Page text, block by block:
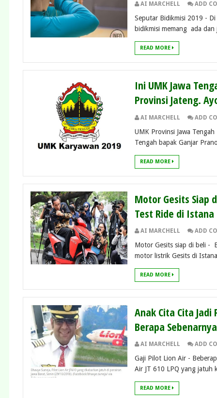
AI MARCHELL ADD
Seputar Bidikmisi 2019 -
bidikmisi memang ada
READ MORE
Ini UMK Jawa
Provinsi Jateng.
AI MARCHELL ADD
UMK Provinsi Jawa
Tengah bapak Ganjar
READ MORE
Motor Gesits Siap
Test Ride di
AI MARCHELL ADD
Motor Gesits siap di beli -
motor listrik Gesits di
READ MORE
Anak Cita Cita Jadi
Berapa
AI MARCHELL ADD
Gaji Pilot Lion Air -
Air JT 610 LPQ yang jatuh
READ MORE